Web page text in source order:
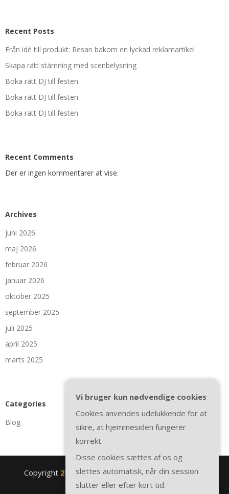
Recent Posts
Från idé till produkt: Resan bakom en lyckad reklamartikel
Skapa rätt stämning med scenbelysning
Boka rätt DJ till festen
Boka rätt DJ till festen
Boka rätt DJ till festen
Recent Comments
Der er ingen kommentarer at vise.
Archives
juni 2026
maj 2026
februar 2026
januar 2026
oktober 2025
september 2025
juli 2025
april 2025
marts 2025
Categories
Blog
Copyright 2nite.se. All rights reserved.| Theme by
SuperbThemes
Vi bruger kun nødvendige cookies
Cookies anvendes udelukkende for at
sikre, at hjemmesiden fungerer
korrekt.
Disse cookies sættes af os og
slettes automatisk, når din session
slutter eller efter kort tid.